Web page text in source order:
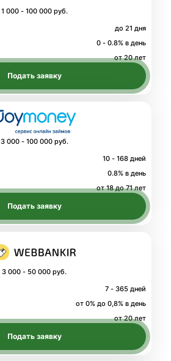
1 000 - 100 000 руб.
до 21 дня
0 - 0.8% в день
от 20 лет
Подать заявку
3 000 - 100 000 руб.
10 - 168 дней
0.8% в день
от 18 до 71 лет
Подать заявку
3 000 - 50 000 руб.
7 - 365 дней
от 0% до 0,8% в день
от 20 лет
Подать заявку